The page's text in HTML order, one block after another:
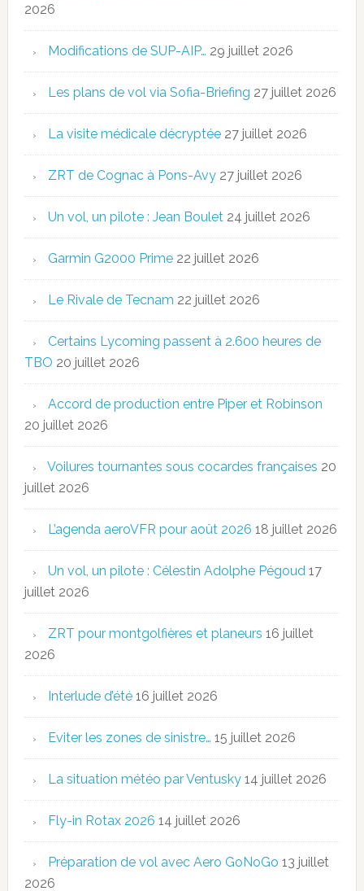
2026
Modifications de SUP-AIP… 29 juillet 2026
Les plans de vol via Sofia-Briefing 27 juillet 2026
La visite médicale décryptée 27 juillet 2026
ZRT de Cognac à Pons-Avy 27 juillet 2026
Un vol, un pilote : Jean Boulet 24 juillet 2026
Garmin G2000 Prime 22 juillet 2026
Le Rivale de Tecnam 22 juillet 2026
Certains Lycoming passent à 2.600 heures de
TBO 20 juillet 2026
Accord de production entre Piper et Robinson
20 juillet 2026
Voilures tournantes sous cocardes françaises 20
juillet 2026
L’agenda aeroVFR pour août 2026 18 juillet 2026
Un vol, un pilote : Célestin Adolphe Pégoud 17
juillet 2026
ZRT pour montgolfières et planeurs 16 juillet
2026
Interlude d’été 16 juillet 2026
Eviter les zones de sinistre… 15 juillet 2026
La situation météo par Ventusky 14 juillet 2026
Fly-in Rotax 2026 14 juillet 2026
Préparation de vol avec Aero GoNoGo 13 juillet
2026